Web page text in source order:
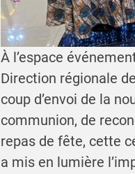
À l’espace
Direction régionale
coup d’envoi de la
communion, de
repas de fête, cette
a mis en lumière